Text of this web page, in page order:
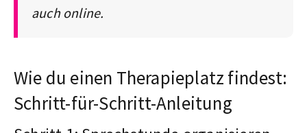
auch online.
Wie du einen Therapieplatz findest:
Schritt-für-Schritt-Anleitung